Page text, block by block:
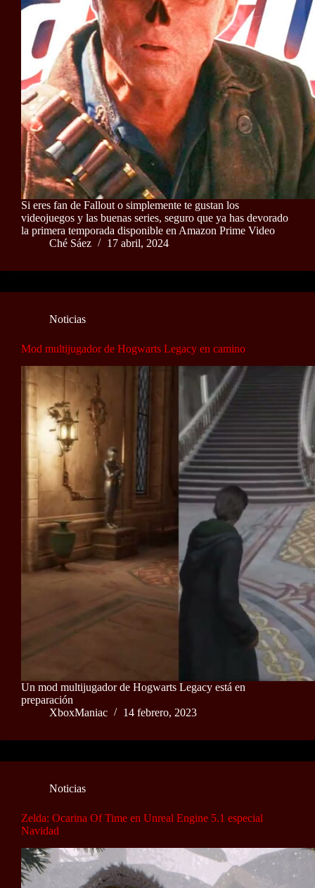
Si eres fan de Fallout o simplemente te gustan los
videojuegos y las buenas series, seguro que ya has devorado
la primera temporada disponible en Amazon Prime Video
Ché Sáez
17 abril, 2024
Noticias
Mod multijugador de Hogwarts Legacy en camino
Un mod multijugador de Hogwarts Legacy está en
preparación
XboxManiac
14 febrero, 2023
Noticias
Zelda: Ocarina Of Time en Unreal Engine 5.1 especial
Navidad